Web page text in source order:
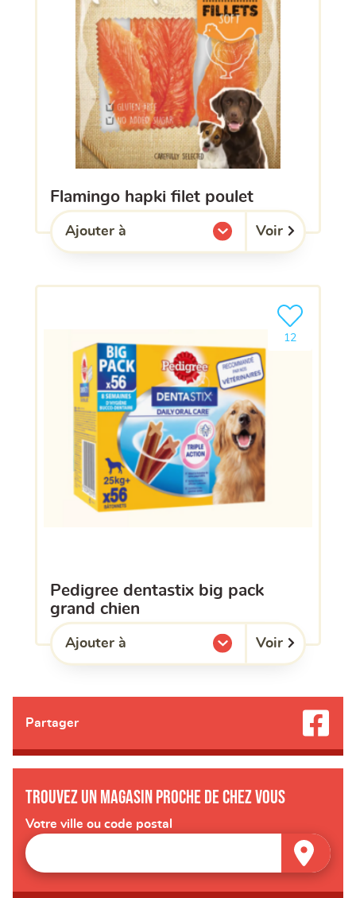
flamingo hapki filet poulet
Ajouter à
l'une de mes listes. Voir
pedigree dentastix big pack
grand chien
12
Ajouter le
Ajouter à
l'une de mes listes. Voir
Partager
Trouvez un magasin proche de chez vous
Votre ville ou code postal